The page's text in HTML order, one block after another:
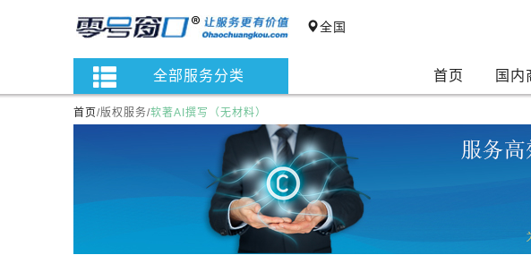
全国
全部服务分类 首页 国内
首页/版权服务/软著AI撰写（无材料）